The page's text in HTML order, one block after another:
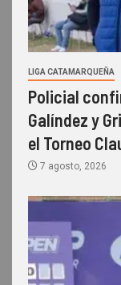
LIGA CATAMARQUEÑA
Policial
Galíndez y
el Torneo
7 agosto, 2026